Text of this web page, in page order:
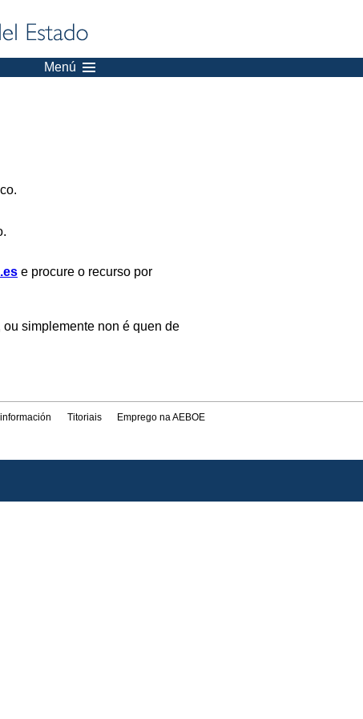
Menú
e procure o recurso por
ou simplemente non é quen de
Titoriais Emprego na AEBOE